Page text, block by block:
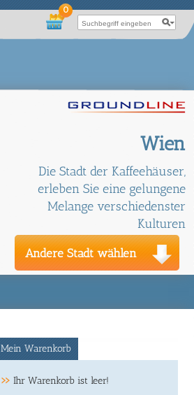
0
Wien
Die Stadt der Kaffeehäuser,
erleben Sie eine gelungene
Melange verschiedenster
Kulturen
Andere Stadt wählen
Mein Warenkorb
Ihr Warenkorb ist leer!